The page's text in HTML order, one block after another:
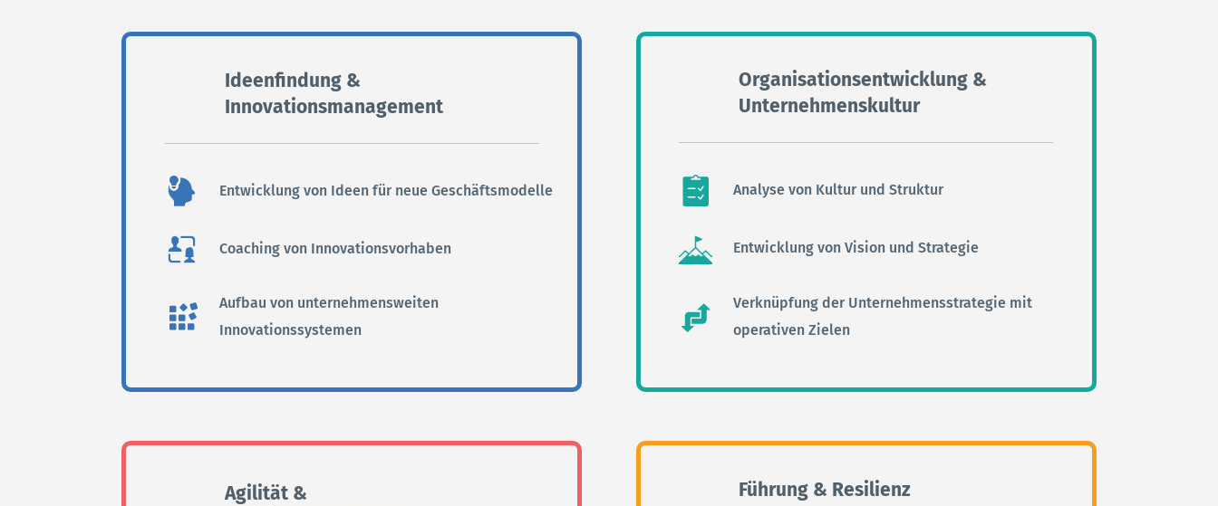
Ideenfindung &
Innovationsmanagement
Entwicklung von Ideen für neue Geschäftsmodelle
Coaching von Innovationsvorhaben
Aufbau von unternehmensweiten
Innovationssystemen
Organisationsentwicklung &
Unternehmenskultur
Analyse von Kultur und Struktur
Entwicklung von Vision und Strategie
Verknüpfung der Unternehmensstrategie mit
operativen Zielen
Agilität &
Führung & Resilienz